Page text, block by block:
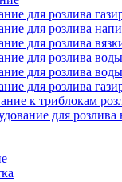
для розлива
для розлива
для розлива
для розлива
для розлива
для розлива
к триблокам
для